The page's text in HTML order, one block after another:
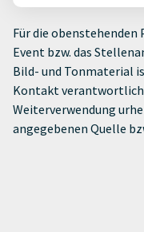
Für die
Event bzw. das
Bild- und Tonmaterial
Kontakt
Weiterverwendung
angegebenen Quelle